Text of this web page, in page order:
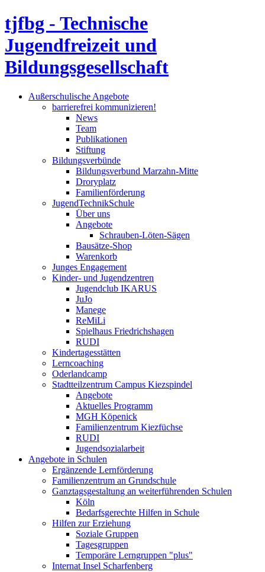
tjfbg - Technische
Jugendfreizeit und
Bildungsgesellschaft
Außerschulische Angebote
barrierefrei kommunizieren!
News
Team
Publikationen
Stiftung
Bildungsverbünde
Bildungsverbund Marzahn-Mitte
Droryplatz
Familienförderung
JugendTechnikSchule
Über uns
Angebote
Schrauben-Löten-Sägen
Bausätze-Shop
Warenkorb
Junges Engagement
Kinder- und Jugendzentren
Jugendclub IKARUS
JuJo
Manege
ReMiLi
Spielhaus Friedrichshagen
RUDI
Kindertagesstätten
Lerncoaching
Oderlandcamp
Stadtteilzentrum Campus Kiezspindel
Angebote
Aktuelles Programm
MGH Köpenick
Familienzentrum Kiezfüchse
RUDI
Jugendsozialarbeit
Angebote in Schulen
Ergänzende Lernförderung
Familienzentrum an Grundschule
Ganztagsgestaltung an weiterführenden Schulen
Köln
Bedarfsgerechte Hilfen in Schule
Hilfen zur Erziehung
Soziale Gruppen
Tagesgruppen
Temporäre Lerngruppen "plus"
Internat Insel Scharfenberg